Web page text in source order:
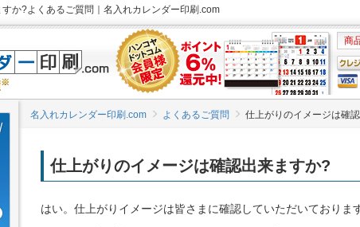
か?よくあるご質問｜名入れカレンダー印刷.com
※
商
名入れカレンダー印刷.com よくあるご質問 仕上がりのイメージは確
仕上がりのイメージは確認出来ますか?
はい。仕上がりイメージは皆さまに確認していただいております